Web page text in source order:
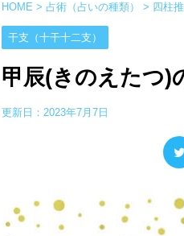
HOME > 占術（占いの種類） > 四柱
干支（十干十二支）
甲辰(きのえたつ)
更新日： 2023年7月7日